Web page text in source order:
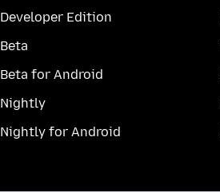
Developer Edition
Beta
Beta for Android
Nightly
Nightly for Android